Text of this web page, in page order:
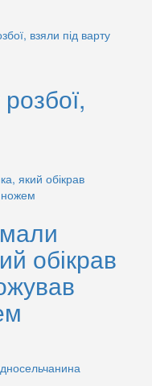
обікрав